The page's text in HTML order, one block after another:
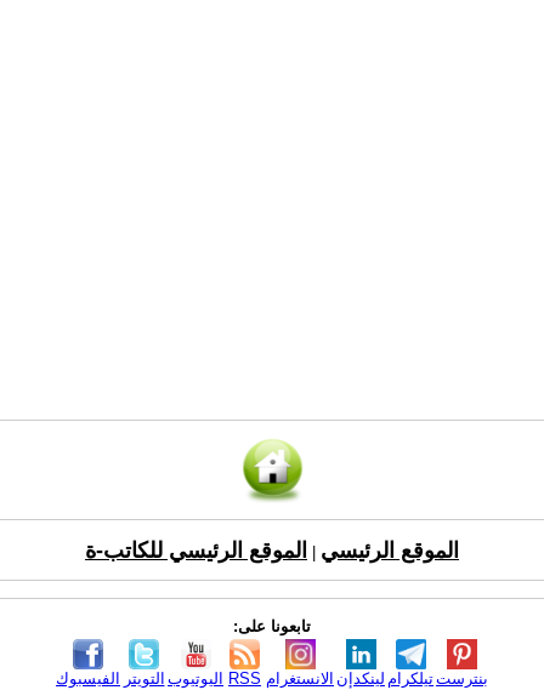
الموقع الرئيسي الموقع الرئيسي للكاتب-ة
تابعونا على:
الفيسبوك التويتر اليوتيوب RSS الانستغرام لينكدإن تيلكرامبنترست